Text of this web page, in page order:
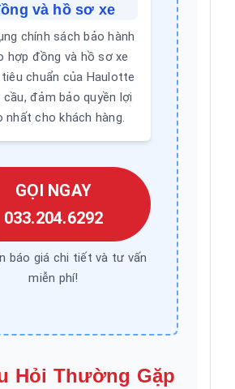
và hồ sơ xe
chính sách bảo hành
hợp đồng và hồ sơ xe
chuẩn của Haulotte
cầu, đảm bảo quyền lợi
nhất cho khách hàng.
GỌI NGAY
033.204.6292
báo giá chi tiết và tư vấn
miễn phí!
Hỏi Thường Gặp